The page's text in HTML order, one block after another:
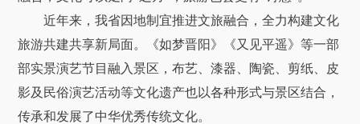
近年来，我省因地制宜推进文旅融合，全力构建文化
旅游共建共享新局面。《如梦晋阳》《又见平遥》等一部
部实景演艺节目融入景区，布艺、漆器、陶瓷、剪纸、皮
影及民俗演艺活动等文化遗产也以各种形式与景区结合，
传承和发展了中华优秀传统文化。